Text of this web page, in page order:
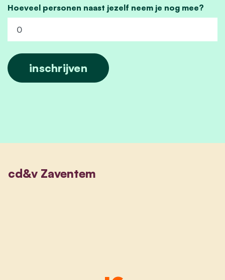
Hoeveel personen naast jezelf neem je nog mee?
cd&v Zaventem